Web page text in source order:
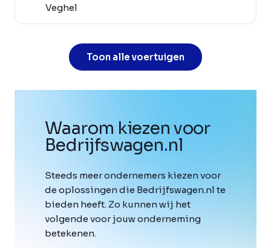
Veghel
Toon alle voertuigen
Waarom kiezen voor
Bedrijfswagen.nl
Steeds meer ondernemers kiezen voor
de oplossingen die Bedrijfswagen.nl te
bieden heeft. Zo kunnen wij het
volgende voor jouw onderneming
betekenen.